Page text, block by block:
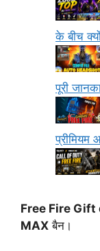
के बीच
पूरी
Free Fire Gift
MAX बैन।